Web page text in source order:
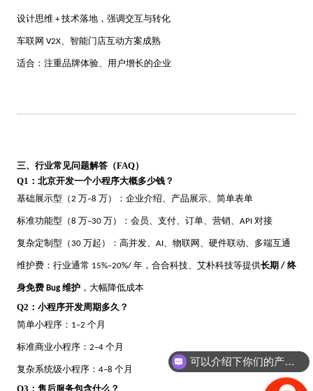
设计思维 +技术落地，强调交互与转化
车联网 V2X、智能门店互动方案成熟
适合：注重品牌体验、用户增长的企业
三、行业常见问题解答（FAQ）
Q1：北京开发一个小程序大概多少钱？
基础展示型（2 万–8 万）：企业介绍、产品展示、简单表单
标准功能型（8 万–30 万）：会员、支付、订单、营销、 API 对接
复杂定制型（30 万起）：高并发、 AI 、物联网、硬件联动、多端互通
维护费：行业通常 15%–20%/ 年，合合科技、艾朴科技等提供长期 / 终
身免费 Bug 维护 ，大幅降低成本
Q2：小程序开发周期多久？
简单小程序： 1–2 个月
标准商业小程序： 2–4 个月
复杂系统级小程序： 4–8 个月
Q3：售后服务包含什么？
你们是怎么收费的呢？